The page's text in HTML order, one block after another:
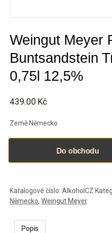
Weingut Meyer
Buntsandstein
0,75l 12,5%
439.00 Kč
Země Německo
Do obchodu
Katalogové číslo: AlkoholCZ
Německo, Weingut Meyer
Popis